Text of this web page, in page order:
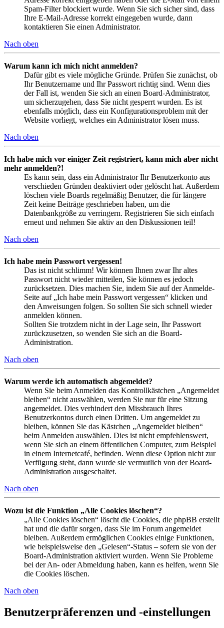
Spam-Filter blockiert wurde. Wenn Sie sich sicher sind, dass
Ihre E-Mail-Adresse korrekt eingegeben wurde, dann
kontaktieren Sie einen Administrator.
Nach oben
Warum kann ich mich nicht anmelden?
Dafür gibt es viele mögliche Gründe. Prüfen Sie zunächst, ob
Ihr Benutzername und Ihr Passwort richtig sind. Wenn dies
der Fall ist, wenden Sie sich an einen Board-Administrator,
um sicherzugehen, dass Sie nicht gesperrt wurden. Es ist
ebenfalls möglich, dass ein Konfigurationsproblem mit der
Website vorliegt, welches ein Administrator lösen muss.
Nach oben
Ich habe mich vor einiger Zeit registriert, kann mich aber nicht
mehr anmelden?!
Es kann sein, dass ein Administrator Ihr Benutzerkonto aus
verschieden Gründen deaktiviert oder gelöscht hat. Außerdem
löschen viele Boards regelmäßig Benutzer, die für längere
Zeit keine Beiträge geschrieben haben, um die
Datenbankgröße zu verringern. Registrieren Sie sich einfach
erneut und nehmen Sie aktiv an den Diskussionen teil!
Nach oben
Ich habe mein Passwort vergessen!
Das ist nicht schlimm! Wir können Ihnen zwar Ihr altes
Passwort nicht wieder mitteilen, Sie können es jedoch
zurücksetzen. Dies machen Sie, indem Sie auf der Anmelde-
Seite auf „Ich habe mein Passwort vergessen“ klicken und
den Anweisungen folgen. So sollten Sie sich schnell wieder
anmelden können.
Sollten Sie trotzdem nicht in der Lage sein, Ihr Passwort
zurückzusetzen, so wenden Sie sich an die Board-
Administration.
Nach oben
Warum werde ich automatisch abgemeldet?
Wenn Sie beim Anmelden das Kontrollkästchen „Angemeldet
bleiben“ nicht auswählen, werden Sie nur für eine Sitzung
angemeldet. Dies verhindert den Missbrauch Ihres
Benutzerkontos durch einen Dritten. Um angemeldet zu
bleiben, können Sie das Kästchen „Angemeldet bleiben“
beim Anmelden auswählen. Dies ist nicht empfehlenswert,
wenn Sie sich an einem öffentlichen Computer, zum Beispiel
in einem Internetcafé, befinden. Wenn diese Option nicht zur
Verfügung steht, dann wurde sie vermutlich von der Board-
Administration ausgeschaltet.
Nach oben
Wozu ist die Funktion „Alle Cookies löschen“?
„Alle Cookies löschen“ löscht die Cookies, die phpBB erstellt
hat und die dafür sorgen, dass Sie im Forum angemeldet
bleiben. Außerdem ermöglichen Cookies einige Funktionen,
wie beispielsweise den „Gelesen“-Status – sofern sie von der
Board-Administration aktiviert wurden. Wenn Sie Probleme
bei der An- oder Abmeldung haben, kann es helfen, wenn Sie
die Cookies löschen.
Nach oben
Benutzerpräferenzen und -einstellungen